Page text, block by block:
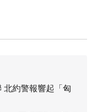
北約警報響起「匈